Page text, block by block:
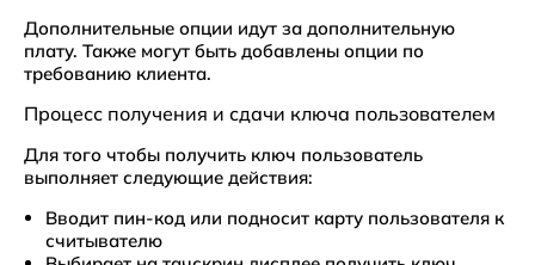
Дополнительные опции идут за дополнительную
плату. Также могут быть добавлены опции по
требованию клиента.
Процесс получения и сдачи ключа пользователем
Для того чтобы получить ключ пользователь
выполняет следующие действия:
Вводит пин-код или подносит карту пользователя к
считывателю